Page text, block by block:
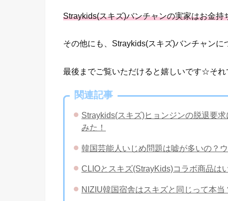
Straykids(スキズ)バンチャンの実家はお金
その他にも、Straykids(スキズ)バンチャンに
最後までご覧いただけると嬉しいです☆それ
関連記事
Straykids(スキズ)ヒョンジンの脱退要
みた！
韓国芸能人いじめ問題は嘘が多いの？
CLIOとスキズ(StrayKids)コラボ商品は
NIZIU韓国宿舎はスキズと同じって本